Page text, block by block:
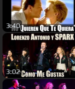
3:40
3:02